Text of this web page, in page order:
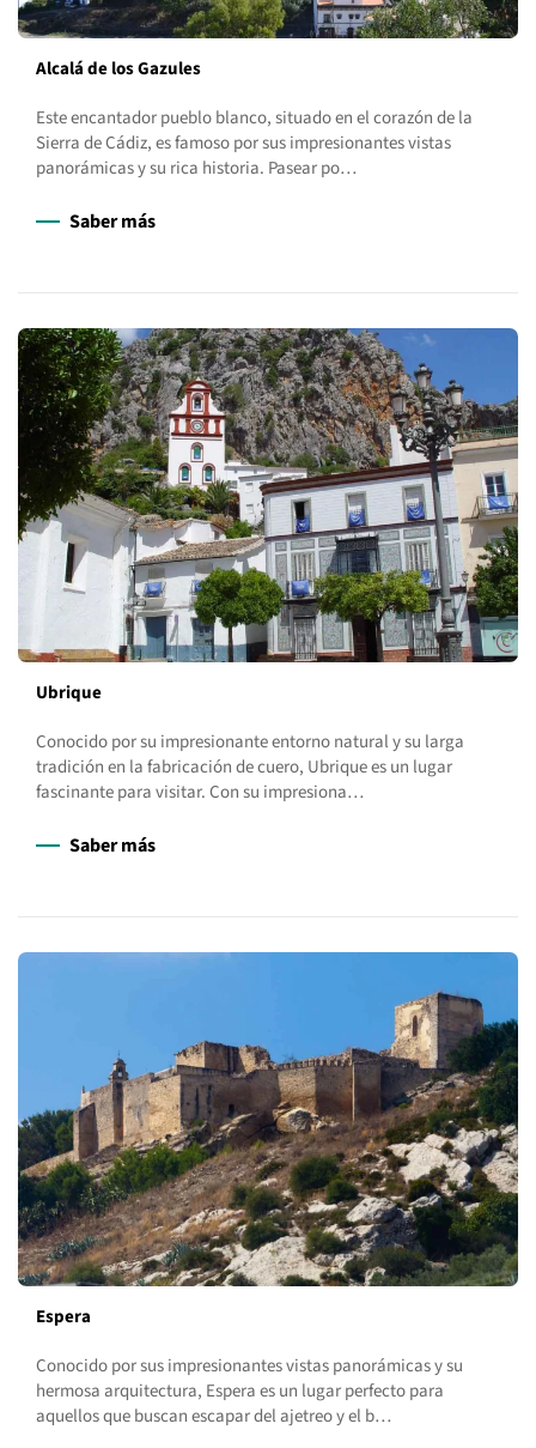
Alcalá de los Gazules
Este encantador pueblo blanco, situado en el corazón de la
Sierra de Cádiz, es famoso por sus impresionantes vistas
panorámicas y su rica historia. Pasear po…
Saber más
Ubrique
Conocido por su impresionante entorno natural y su larga
tradición en la fabricación de cuero, Ubrique es un lugar
fascinante para visitar. Con su impresiona…
Saber más
Espera
Conocido por sus impresionantes vistas panorámicas y su
hermosa arquitectura, Espera es un lugar perfecto para
aquellos que buscan escapar del ajetreo y el b…